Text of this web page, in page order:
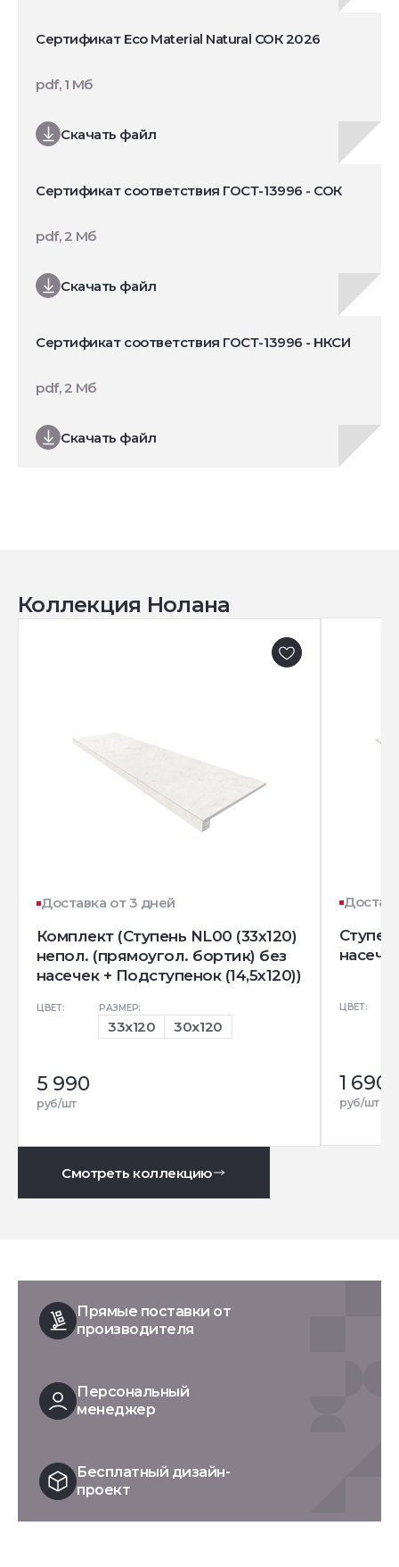
Сертификат Eco Material Natural СОК 2026
Скачать файл
pdf, 1 Мб
Сертификат соответствия ГОСТ-13996 - СОК
Скачать файл
pdf, 2 Мб
Сертификат соответствия ГОСТ-13996 - НКСИ
Скачать файл
pdf, 2 Мб
Коллекция Нолана
Доставка от 3 дней
Комплект (Ступень NL00 (33x120)
непол. (прямоугол. бортик) без
насечек + Подступенок (14,5x120))
ЦВЕТ: РАЗМЕР:
33x120 30x120
5 990
руб/шт
ЦВЕТ:
1 690
руб/шт
Смотреть коллекцию
Прямые поставки от
производителя
Персональный
менеджер
Бесплатный дизайн-
проект